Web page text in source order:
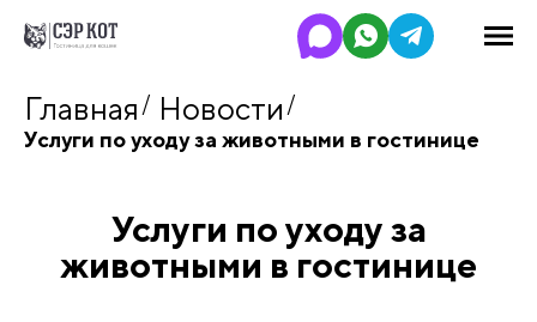
Главная Новости
Услуги по уходу за животными в гостинице
Услуги по уходу за
животными в гостинице